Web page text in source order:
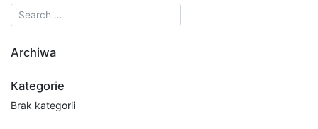
Archiwa
Kategorie
Brak kategorii